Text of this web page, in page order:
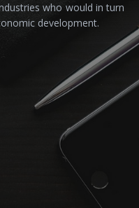
who would in turn
development.